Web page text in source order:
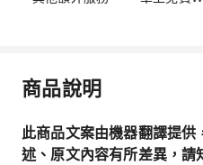
商品說明
此商品文案由機器翻譯提
述、原文內容有所差異，請